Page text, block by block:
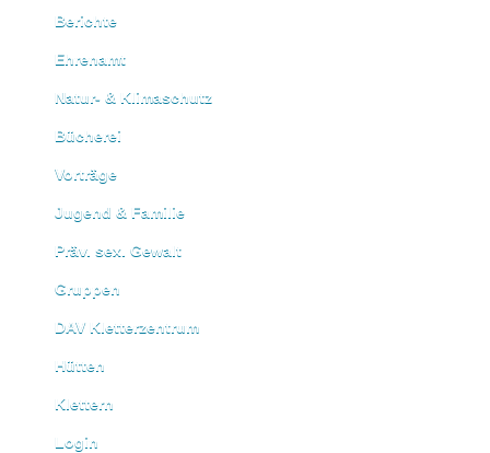
Berichte
Ehrenamt
Natur- & Klimaschutz
Bücherei
Vorträge
Jugend & Familie
Präv. sex. Gewalt
Gruppen
DAV Kletterzentrum
Hütten
Klettern
Login